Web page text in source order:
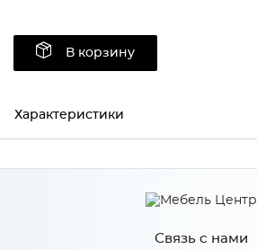
В корзину
Характеристики
Производитель
НЕБ/
Связь с нами